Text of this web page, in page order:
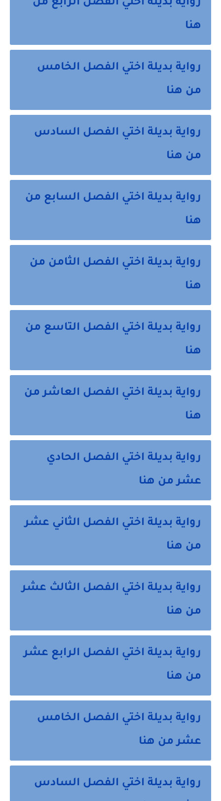
رواية بديلة اختي الفصل الرابع من
هنا
رواية بديلة اختي الفصل الخامس
من هنا
رواية بديلة اختي الفصل السادس
من هنا
رواية بديلة اختي الفصل السابع من
هنا
رواية بديلة اختي الفصل الثامن من
هنا
رواية بديلة اختي الفصل التاسع من
هنا
رواية بديلة اختي الفصل العاشر من
هنا
رواية بديلة اختي الفصل الحادي
عشر من هنا
رواية بديلة اختي الفصل الثاني عشر
من هنا
رواية بديلة اختي الفصل الثالث عشر
من هنا
رواية بديلة اختي الفصل الرابع عشر
من هنا
رواية بديلة اختي الفصل الخامس
عشر من هنا
رواية بديلة اختي الفصل السادس